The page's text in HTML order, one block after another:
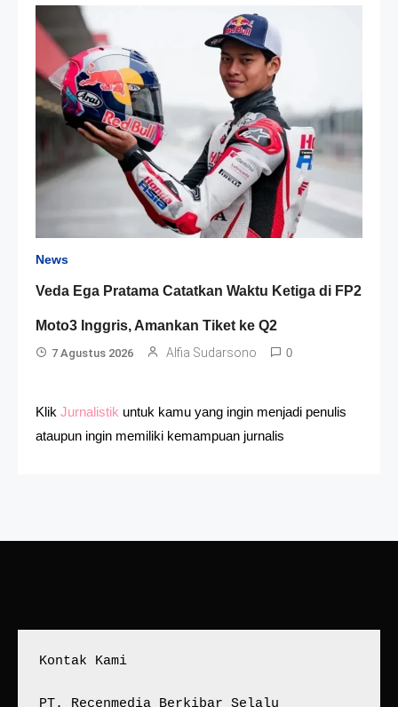
News
Veda Ega Pratama Catatkan Waktu Ketiga di FP2
Moto3 Inggris, Amankan Tiket ke Q2
7 Agustus 2026 Alfia Sudarsono 0
Klik Jurnalistik untuk kamu yang ingin menjadi penulis
ataupun ingin memiliki kemampuan jurnalis
Kontak Kami
PT. Recenmedia Berkibar Selalu